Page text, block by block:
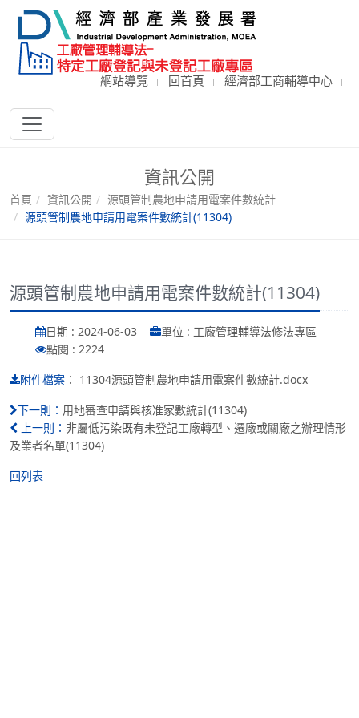
網站導覽 回首頁 經濟部工商輔導中心
資訊公開
首頁 資訊公開
源頭管制農地申請用電案件數統計
源頭管制農地申請用電案件數統計(11304)
源頭管制農地申請用電案件數統計(11304)
日期 : 2024-06-03
單位 : 工廠管理輔導法修法專區
點閱 : 2224
附件檔案 ： 11304源頭管制農地申請用電案件數統計.docx
下一則： 用地審查申請與核准家數統計(11304)
上一則： 非屬低污染既有未登記工廠轉型、遷廠或關廠之辦理情形
及業者名單(11304)
回列表